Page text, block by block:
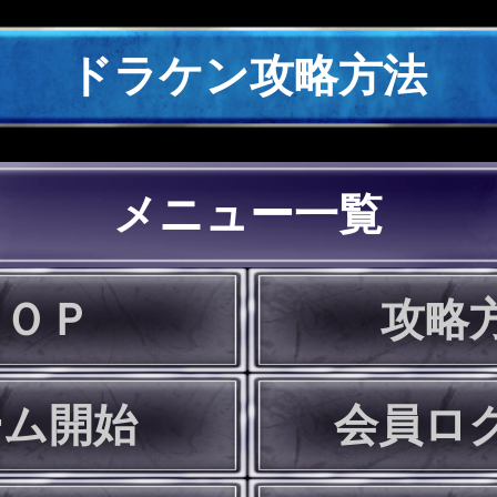
ドラケン攻略方法
メニュー一覧
Ｐ 攻略
開始 会員ロ